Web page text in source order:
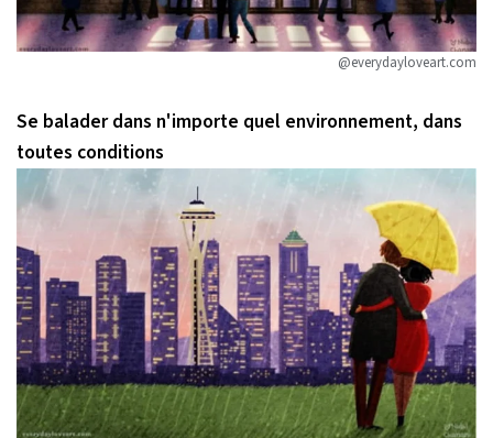
@everydayloveart.com
Se balader dans n'importe quel environnement, dans
toutes conditions